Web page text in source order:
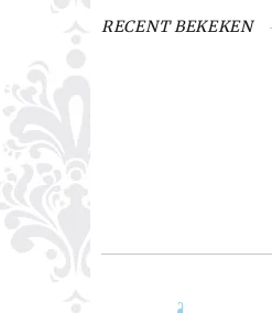
RECENT BEKEKEN